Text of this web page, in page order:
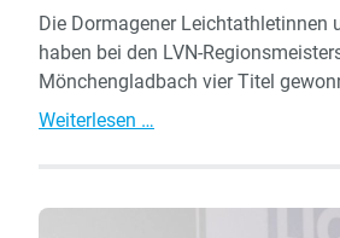
Die Dormagener Leichtathletinnen
haben bei den LVN-
Mönchengladbach vier Titel
Weiterlesen …
für